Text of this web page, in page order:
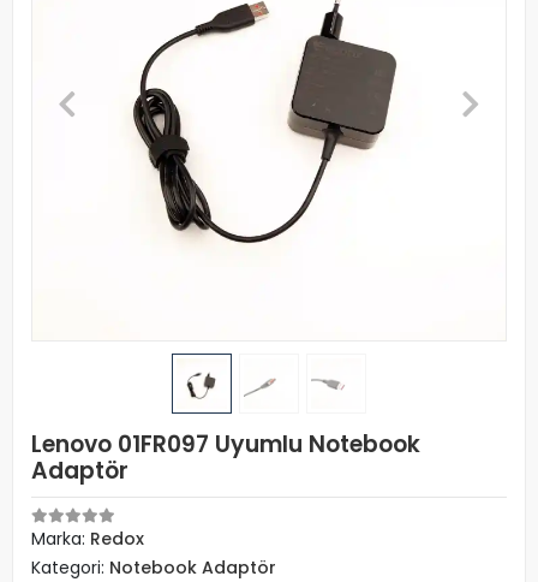
Lenovo 01FR097 Uyumlu Notebook
Adaptör
Marka: Redox
Kategori: Notebook Adaptör